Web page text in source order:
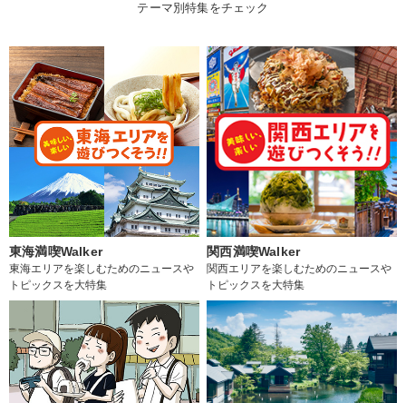
テーマ別特集をチェック
東海満喫Walker
東海エリアを楽しむためのニュースや
トピックスを大特集
関西満喫Walker
関西エリアを楽しむためのニュースや
トピックスを大特集